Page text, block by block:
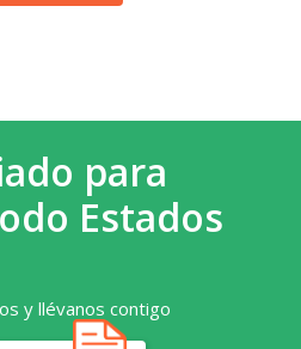
para
Estados
y llévanos contigo